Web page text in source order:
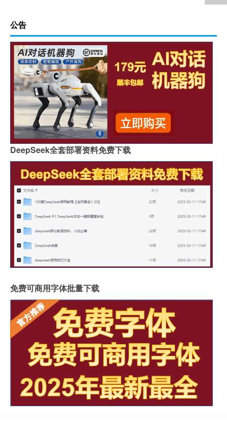
公告
DeepSeek全套部署资料免费下载
免费可商用字体批量下载